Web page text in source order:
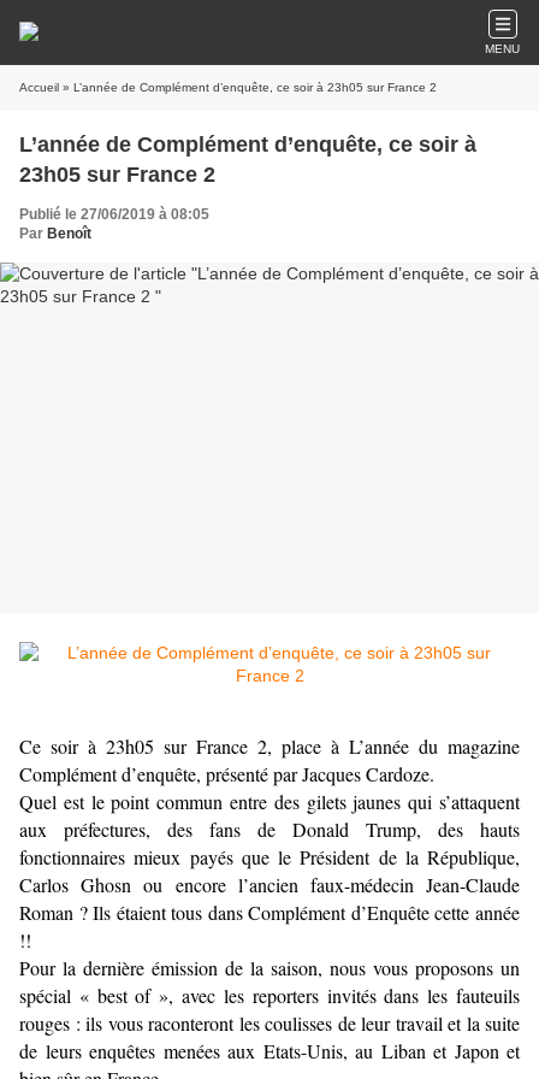
MENU
Accueil » L’année de Complément d’enquête, ce soir à 23h05 sur France 2
L’année de Complément d’enquête, ce soir à
23h05 sur France 2
Publié le 27/06/2019 à 08:05
Par Benoît
Ce soir à 23h05 sur France 2, place à L’année du magazine
Complément d’enquête, présenté par Jacques Cardoze.
Quel est le point commun entre des gilets jaunes qui s’attaquent
aux préfectures, des fans de Donald Trump, des hauts
fonctionnaires mieux payés que le Président de la République,
Carlos Ghosn ou encore l’ancien faux-médecin Jean-Claude
Roman ? Ils étaient tous dans Complément d’Enquête cette année
!!
Pour la dernière émission de la saison, nous vous proposons un
spécial « best of », avec les reporters invités dans les fauteuils
rouges : ils vous raconteront les coulisses de leur travail et la suite
de leurs enquêtes menées aux Etats-Unis, au Liban et Japon et